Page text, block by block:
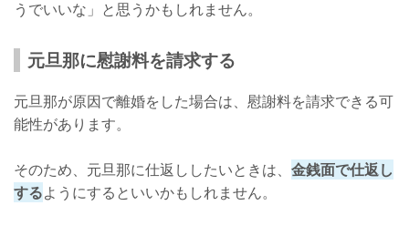
うでいいな」と思うかもしれません。
元旦那に慰謝料を請求する
元旦那が原因で離婚をした場合は、慰謝料を請求できる可
能性があります。
そのため、元旦那に仕返ししたいときは、 金銭面で仕返し
するようにするといいかもしれません。